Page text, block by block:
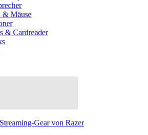
& Mäuse
& Cardreader
Gear von Razer